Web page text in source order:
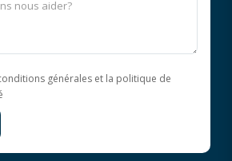
générales et la politique de